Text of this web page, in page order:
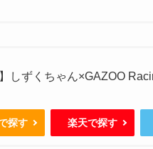
】しずくちゃん×GAZOO
探す 楽天で探す